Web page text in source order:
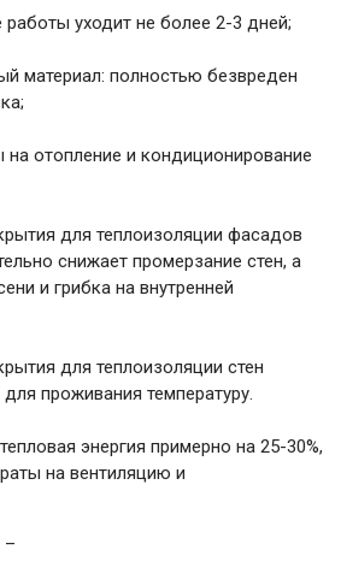
работы уходит не более 2-3 дней;
материал: полностью безвреден
отопление и кондиционирование
для теплоизоляции фасадов
снижает промерзание стен, а
и грибка на внутренней
для теплоизоляции стен
проживания температуру.
энергия примерно на 25-30%,
на вентиляцию и
–